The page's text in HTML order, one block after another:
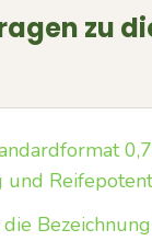
zu
und